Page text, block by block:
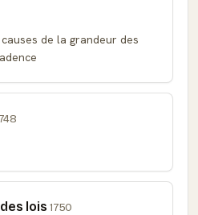
de la grandeur des
lois1750